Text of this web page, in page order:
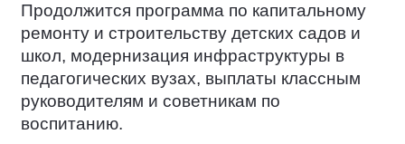
Продолжится программа по капитальному
ремонту и строительству детских садов и
школ, модернизация инфраструктуры в
педагогических вузах, выплаты классным
руководителям и советникам по
воспитанию.